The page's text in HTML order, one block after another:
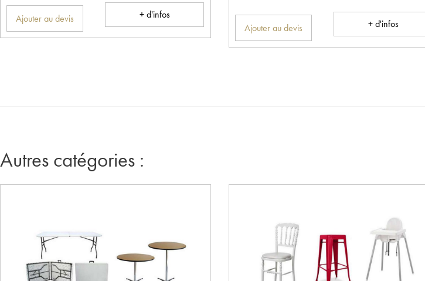
Ajouter au devis + d'infos
Ajouter au devis + d'infos
Autres catégories :